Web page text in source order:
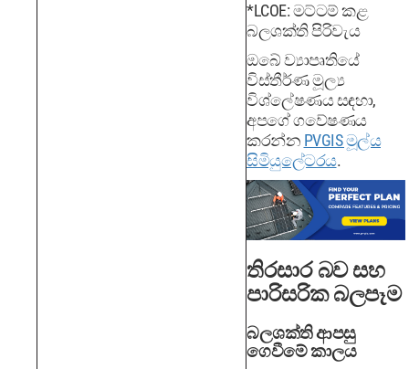
*LCOE: මට්ටම් කළ
බලශක්ති පිරිවැය
ඔබේ ව්‍යාපෘතියේ
විස්තීර්ණ මූල්‍ය
විශ්ලේෂණය සඳහා,
අපගේ ගවේෂණය
කරන්න PVGIS මූල්ය
සිමියුලේටරය.
තිරසාර බව සහ
පාරිසරික බලපෑම
බලශක්ති ආපසු
ගෙවීමේ කාලය